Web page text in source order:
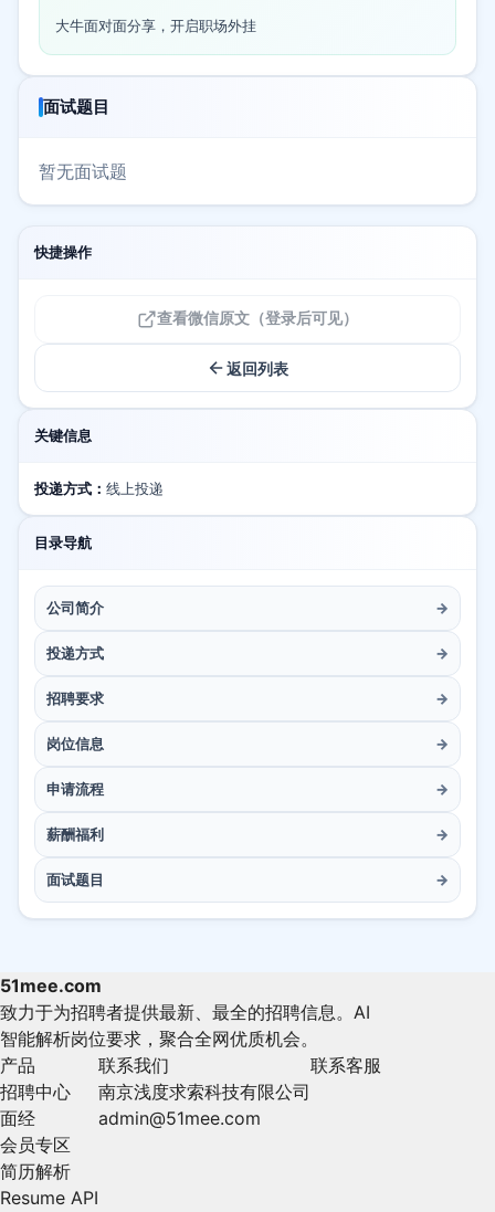
大牛面对面分享，开启职场外挂
面试题目
暂无面试题
快捷操作
查看微信原文（登录后可见）
返回列表
关键信息
投递方式： 线上投递
目录导航
公司简介 →
投递方式 →
招聘要求 →
岗位信息 →
申请流程 →
薪酬福利 →
面试题目 →
51mee.com
致力于为招聘者提供最新、最全的招聘信息。AI
智能解析岗位要求，聚合全网优质机会。
产品
招聘中心
面经
会员专区
简历解析
Resume API
联系我们
南京浅度求索科技有限公司
admin@51mee.com
联系客服